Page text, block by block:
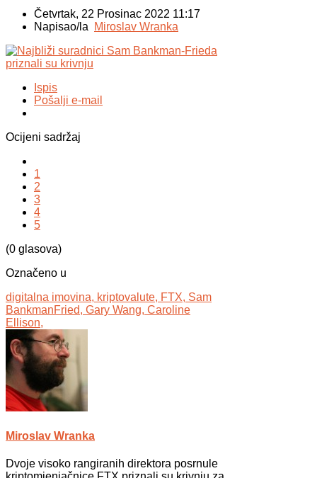
Četvrtak, 22 Prosinac 2022 11:17
Napisao/la Miroslav Wranka
Ispis
Pošalji e-mail
Ocijeni sadržaj
1
2
3
4
5
(0 glasova)
Označeno u
digitalna imovina, kriptovalute, FTX, Sam
BankmanFried, Gary Wang, Caroline
Ellison,
Miroslav Wranka
Dvoje visoko rangiranih direktora posrnule